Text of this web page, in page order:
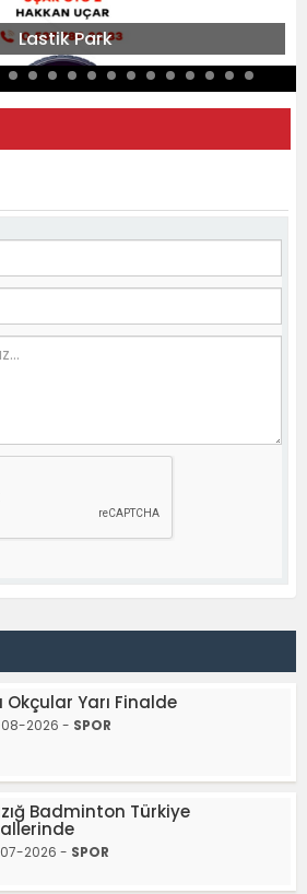
Lastik Park
Okçular Yarı Finalde
2026 - SPOR
Badminton Türkiye
2026 - SPOR